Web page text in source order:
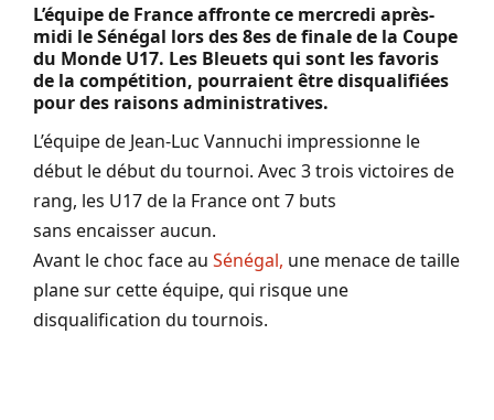
L’équipe de France affronte ce mercredi après-
midi le Sénégal lors des 8es de finale de la Coupe
du Monde U17. Les Bleuets qui sont les favoris
de la compétition, pourraient être disqualifiées
pour des raisons administratives.
L’équipe de Jean-Luc Vannuchi impressionne le
début le début du tournoi. Avec 3 trois victoires de
rang, les U17de la France ont 7 buts
sans encaisser aucun.
Avant le choc face au Sénégal, une menace de taille
plane sur cette équipe, qui risque une
disqualification du tournois.